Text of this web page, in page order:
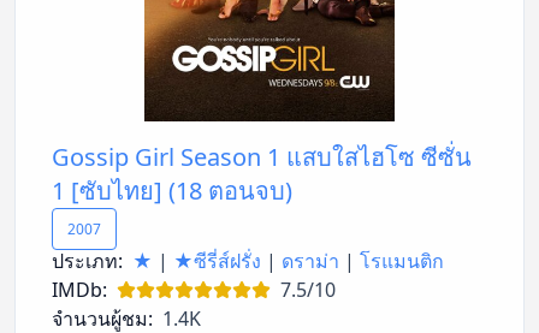
Gossip Girl Season 1 แสบใสไฮโซ ซีซั่น
1 [ซับไทย] (18 ตอนจบ)
2007
ประเภท: ★ | ★ซีรี่ส์ฝรั่ง | ดราม่า | โรแมนติก
IMDb:
7.5/10
จำนวนผู้ชม: 1.4K